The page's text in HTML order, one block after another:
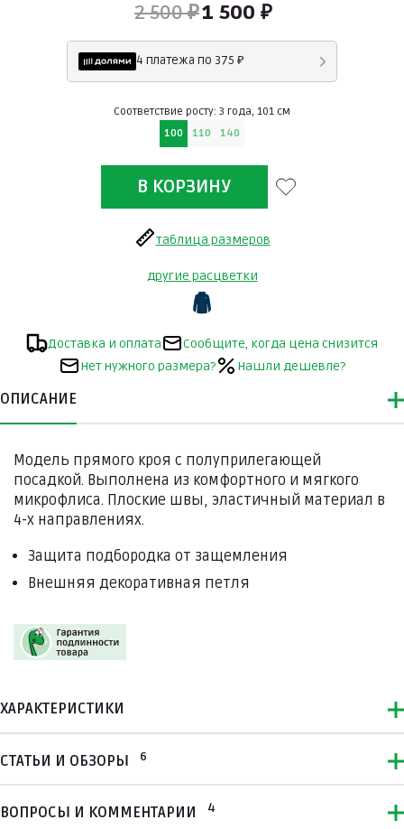
2 500 ₽1 500 ₽
4 платежа по 375 ₽
Соответствие росту: 3 года, 101 см
100
110 140
таблица размеров
другие расцветки
Доставка и оплата
Сообщите, когда цена снизится
Нет нужного размера?
Нашли дешевле?
ОПИСАНИЕ
Модель прямого кроя с полуприлегающей
посадкой. Выполнена из комфортного и мягкого
микрофлиса. Плоские швы, эластичный материал в
4-х направлениях.
Защита подбородка от защемления
Внешняя декоративная петля
ХАРАКТЕРИСТИКИ
СТАТЬИ И ОБЗОРЫ 6
ВОПРОСЫ И КОММЕНТАРИИ 4